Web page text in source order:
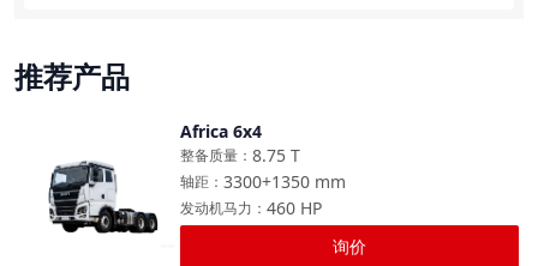
推荐产品
Africa 6x4
8.75 T
整备质量 ：
3300+1350 mm
轴距 ：
460 HP
发动机马力 ：
询价